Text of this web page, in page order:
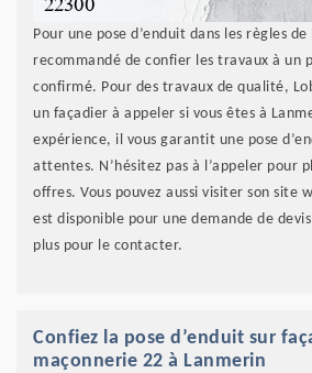
Pour une pose d’enduit dans les règles
recommandé de confier les travaux à un
confirmé. Pour des travaux de qualité,
un façadier à appeler si vous êtes à
expérience, il vous garantit une pose
attentes. N’hésitez pas à l’appeler pour
offres. Vous pouvez aussi visiter son site
est disponible pour une demande de
plus pour le contacter.
Confiez la pose d’enduit sur
maçonnerie 22 à Lanmerin